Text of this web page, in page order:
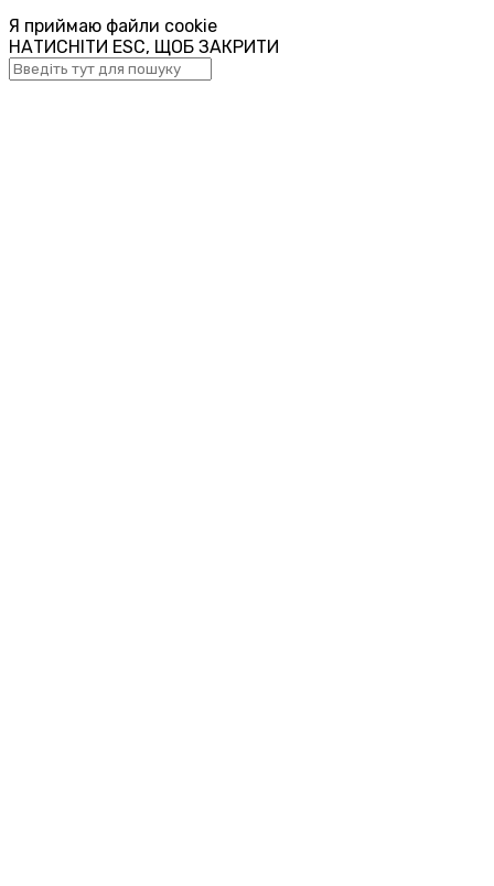
Я приймаю файли cookie
НАТИСНІТИ ESC, ЩОБ ЗАКРИТИ